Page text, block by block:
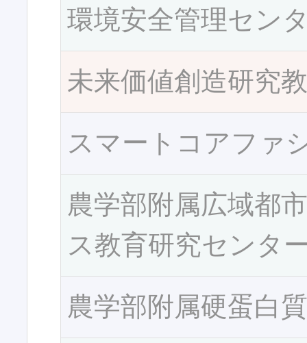
環境安全管理セン
未来価値創造研究
スマートコアファ
農学部附属広域都
ス教育研究センタ
農学部附属硬蛋白